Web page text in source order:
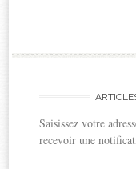
Saisissez votre
recevoir une